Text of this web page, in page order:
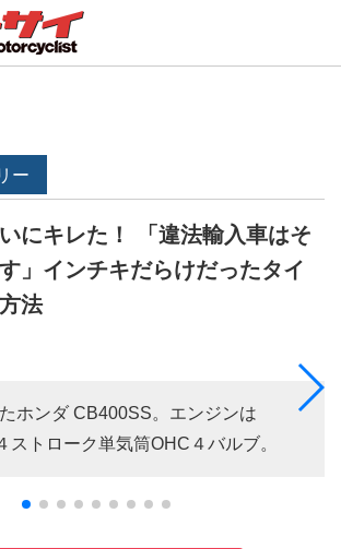
ー
にキレた！ 「違法輸入車はそ
」インチキだらけだったタイ
法
ホンダ CB400SS。エンジンは
ストローク単気筒OHC４バルブ。